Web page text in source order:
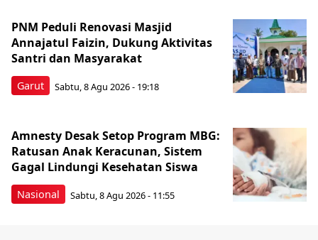
Garut
PNM Peduli Renovasi Masjid
Annajatul Faizin, Dukung Aktivitas
Santri dan Masyarakat
Sabtu, 8 Agu 2026 - 19:18
Nasional
Amnesty Desak Setop Program MBG:
Ratusan Anak Keracunan, Sistem
Gagal Lindungi Kesehatan Siswa
Sabtu, 8 Agu 2026 - 11:55